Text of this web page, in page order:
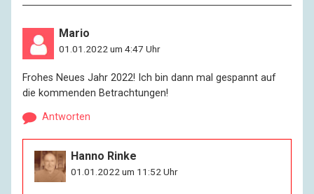
Mario
01.01.2022 um 4:47 Uhr
Frohes Neues Jahr 2022! Ich bin dann mal gespannt auf
die kommenden Betrachtungen!
Antworten
Hanno Rinke
01.01.2022 um 11:52 Uhr